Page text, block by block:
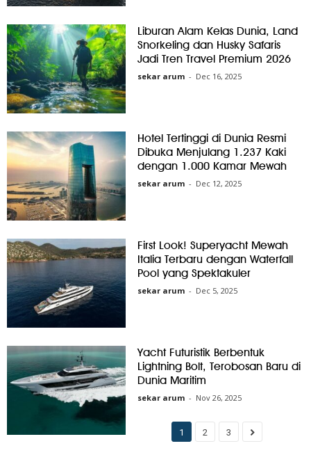
Liburan Alam Kelas Dunia, Land
Snorkeling dan Husky Safaris
Jadi Tren Travel Premium 2026
sekar arum - Dec 16, 2025
Hotel Tertinggi di Dunia Resmi
Dibuka Menjulang 1.237 Kaki
dengan 1.000 Kamar Mewah
sekar arum - Dec 12, 2025
First Look! Superyacht Mewah
Italia Terbaru dengan Waterfall
Pool yang Spektakuler
sekar arum - Dec 5, 2025
Yacht Futuristik Berbentuk
Lightning Bolt, Terobosan Baru di
Dunia Maritim
sekar arum - Nov 26, 2025
1 2 3